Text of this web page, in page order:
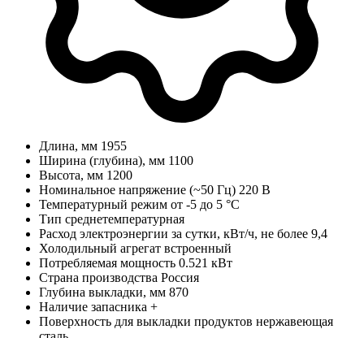
Длина, мм 1955
Ширина (глубина), мм 1100
Высота, мм 1200
Номинальное напряжение (~50 Гц) 220 В
Температурный режим от -5 до 5 °C
Тип среднетемпературная
Расход электроэнергии за сутки, кВт/ч, не более 9,4
Холодильный агрегат встроенный
Потребляемая мощность 0.521 кВт
Страна производства Россия
Глубина выкладки, мм 870
Наличие запасника +
Поверхность для выкладки продуктов нержавеющая